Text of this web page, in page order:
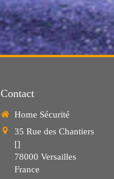
Contact
Home Sécurité
35 Rue des Chantiers
[]
78000 Versailles
France